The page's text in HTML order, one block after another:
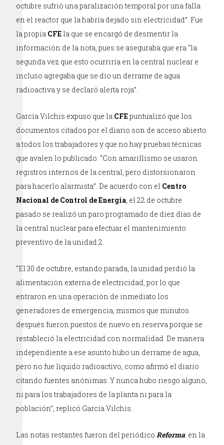
octubre sufrió una paralización temporal por una falla
en el reactor que la habría dejado sin electricidad”. Fue
la propia CFE la que se encargó de desmentir la
información de la nota, pues se aseguraba que era “la
segunda vez que esto ocurriría en la central nuclear e
incluso agregaba que se dio un derrame de agua
radioactiva y se declaró alerta roja”.
García Vilchis expuso que la CFEpuntualizó que los
documentos citados por el diario son de acceso abierto
a todos los trabajadores y que no hay pruebas técnicas
que avalen lo publicado. “Con amarillismo se usaron
registros internos de la central, pero distorsionaron
para hacerlo alarmista”. De acuerdo con el Centro
Nacional de Control de Energía, el 22 de octubre
pasado se realizó un paro programado de diez días de
la central nuclear para efectuar el mantenimiento
preventivo de la unidad 2.
“El 30 de octubre, estando parada, la unidad perdió la
alimentación externa de electricidad, por lo que
entraron en una operación de inmediato los
generadores de emergencia, mismos que minutos
después fueron puestos de nuevo en reserva porque se
restableció la electricidad con normalidad. De manera
independiente a ese asunto hubo un derrame de agua,
pero no fue líquido radioactivo, como afirmó el diario
citando fuentes anónimas. Y nunca hubo riesgo alguno,
ni para los trabajadores de la planta ni para la
población”, replicó García Vilchis.
Las notas restantes fueron del periódicoReforma: en la